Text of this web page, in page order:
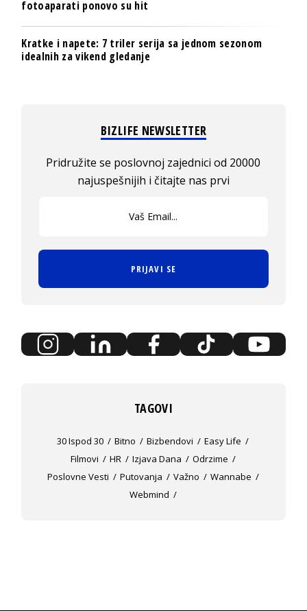
fotoaparati ponovo su hit
Kratke i napete: 7 triler serija sa jednom sezonom
idealnih za vikend gledanje
BIZLIFE NEWSLETTER
Pridružite se poslovnoj zajednici od 20000
najuspešnijih i čitajte nas prvi
PRIJAVI SE
TAGOVI
30 Ispod 30 Bitno Bizbendovi
Easy Life
Filmovi
HR Izjava Dana
Odrzime
Poslovne Vesti
Putovanja Važno
Wannabe
Webmind